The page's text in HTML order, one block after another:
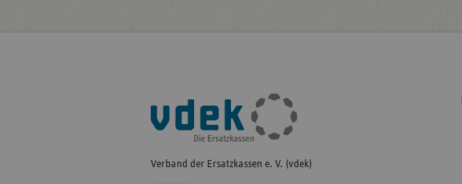
Fußleisten-
Navigation
Verband der Ersatzkassen e. V. (vdek)